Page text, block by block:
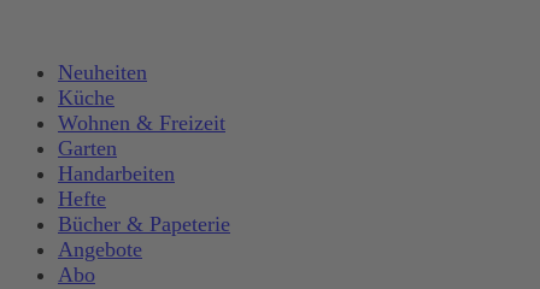
Neuheiten
Küche
Wohnen & Freizeit
Garten
Handarbeiten
Hefte
Bücher & Papeterie
Angebote
Abo